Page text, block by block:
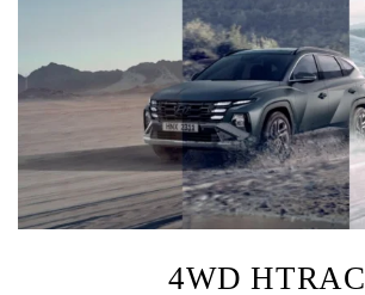
4WD HTRAC